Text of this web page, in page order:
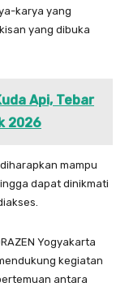
karya yang
yang dibuka
Api, Tebar
2026
mampu
dapat dinikmati
Yogyakarta
kegiatan
antara